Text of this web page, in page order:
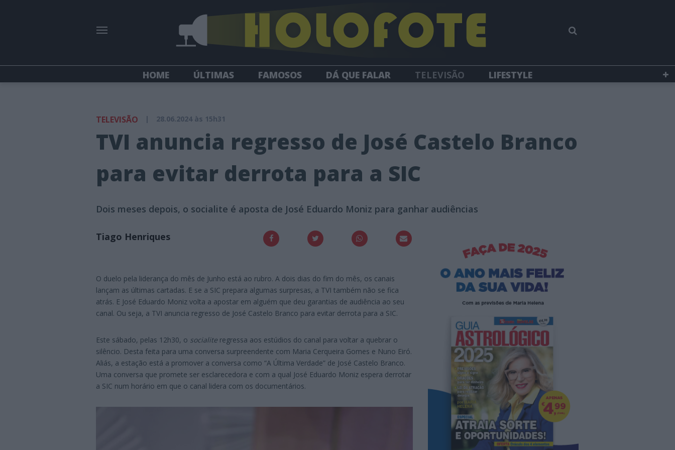
HOME ÚLTIMAS FAMOSOS DÁ QUE FALAR TELEVISÃO
LIFESTYLE
TELEVISÃO | 28.06.2024 às 15h31
TVI anuncia regresso de José Castelo Branco
para evitar derrota para a SIC
Dois meses depois, o socialite é aposta de José Eduardo Moniz para ganhar audiências
Tiago Henriques
O duelo pela liderança do mês de Junho está ao rubro. A dois dias do fim do mês, os canais
lançam as últimas cartadas. E se a SIC prepara algumas surpresas, a TVI também não se fica
atrás. E José Eduardo Moniz volta a apostar em alguém que deu garantias de audiência ao seu
canal. Ou seja, a TVI anuncia regresso de José Castelo Branco para evitar derrota para a SIC.
Este sábado, pelas 12h30, o socialite regressa aos estúdios do canal para voltar a quebrar o
silêncio. Desta feita para uma conversa surpreendente com Maria Cerqueira Gomes e Nuno Eiró.
Aliás, a estação está a promover a conversa como “A Última Verdade” de José Castelo Branco.
Uma conversa que promete ser esclarecedora e com a qual José Eduardo Moniz espera derrotar
a SIC num horário em que o canal lidera com os documentários.